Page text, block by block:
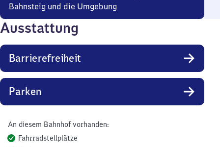
Bahnsteig und die Umgebung
Ausstattung
Barrierefreiheit
Parken
An diesem Bahnhof vorhanden:
Fahrradstellplätze